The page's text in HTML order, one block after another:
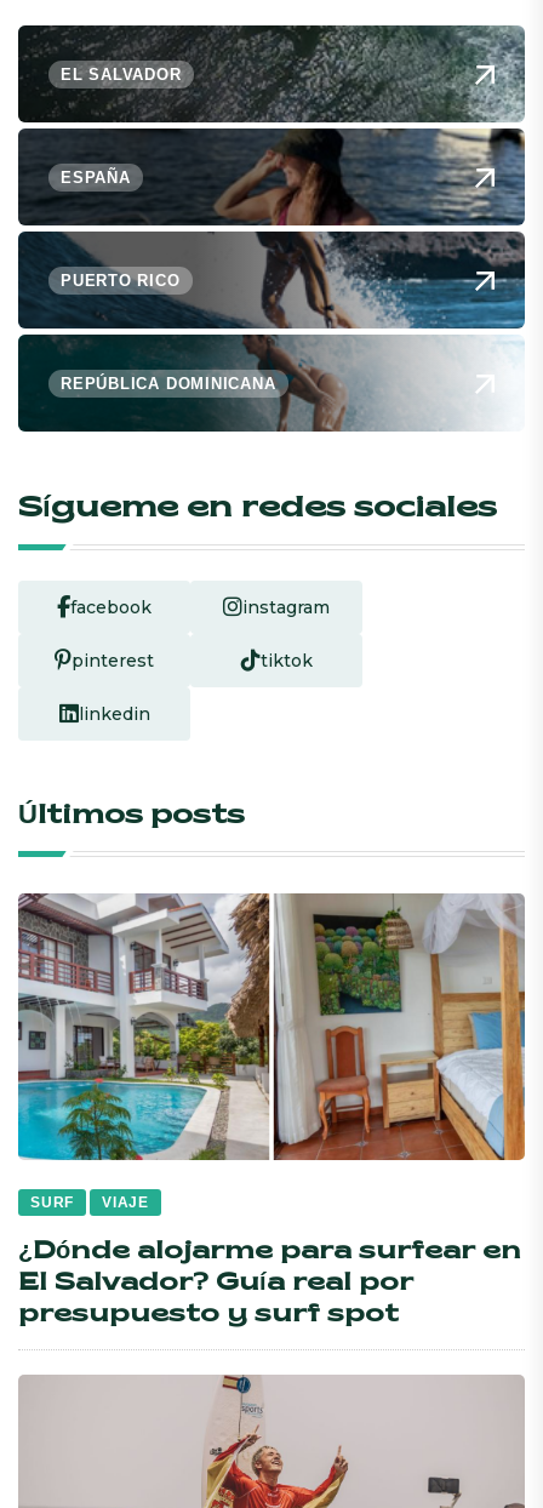
EL SALVADOR
ESPAÑA
PUERTO RICO
REPÚBLICA DOMINICANA
Sígueme en redes sociales
facebook instagram
pinterest tiktok
linkedin
Últimos posts
SURF VIAJE
¿Dónde alojarme para surfear en
El Salvador? Guía real por
presupuesto y surf spot